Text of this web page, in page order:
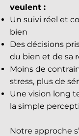
veulent :
Un suivi réel et
bien
Des décisions
du bien et de sa
Moins de
stress, plus de
Une vision long
la simple
Notre approche